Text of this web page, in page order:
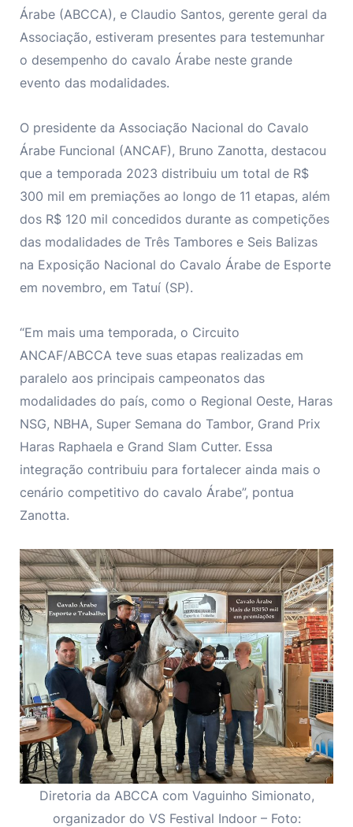
Árabe (ABCCA), e Claudio Santos, gerente geral da
Associação, estiveram presentes para testemunhar
o desempenho do cavalo Árabe neste grande
evento das modalidades.
O presidente da Associação Nacional do Cavalo
Árabe Funcional (ANCAF), Bruno Zanotta, destacou
que a temporada 2023 distribuiu um total de R$
300 mil em premiações ao longo de 11 etapas, além
dos R$ 120 mil concedidos durante as competições
das modalidades de Três Tambores e Seis Balizas
na Exposição Nacional do Cavalo Árabe de Esporte
em novembro, em Tatuí (SP).
“Em mais uma temporada, o Circuito
ANCAF/ABCCA teve suas etapas realizadas em
paralelo aos principais campeonatos das
modalidades do país, como o Regional Oeste, Haras
NSG, NBHA, Super Semana do Tambor, Grand Prix
Haras Raphaela e Grand Slam Cutter. Essa
integração contribuiu para fortalecer ainda mais o
cenário competitivo do cavalo Árabe”, pontua
Zanotta.
Diretoria da ABCCA com Vaguinho Simionato,
organizador do VS Festival Indoor – Foto: